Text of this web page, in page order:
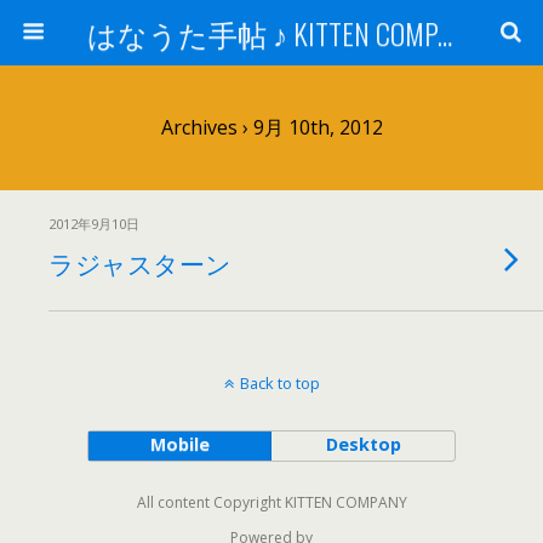
はなうた手帖 ♪ KITTEN COMPANY
Archives › 9月 10th, 2012
2012年9月10日
ラジャスターン
Back to top
Mobile Desktop
All content Copyright KITTEN COMPANY
Powered by